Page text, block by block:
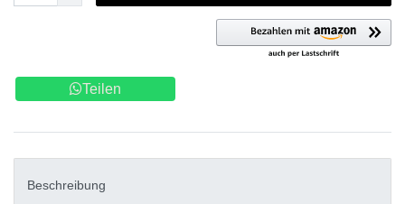
Teilen
Beschreibung